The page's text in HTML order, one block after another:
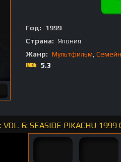
Год:
1999
Страна: Япония
Жанр: Мультфильм
5.3
VOL. 6: SEASIDE PIKACHU